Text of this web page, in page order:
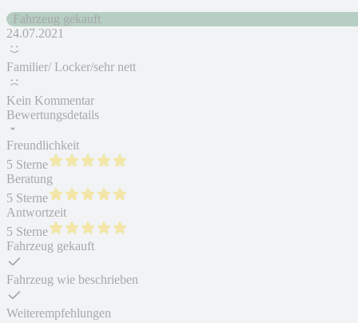
Fahrzeug gekauft
24.07.2021
Familier/ Locker/sehr nett
Kein Kommentar
Bewertungsdetails
Freundlichkeit
5 Sterne
Beratung
5 Sterne
Antwortzeit
5 Sterne
Fahrzeug gekauft
Fahrzeug wie beschrieben
Weiterempfehlungen